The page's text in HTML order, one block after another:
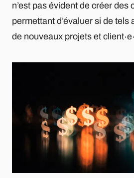
n’est pas évident de créer des
permettant d’évaluer si de tels
de nouveaux projets et